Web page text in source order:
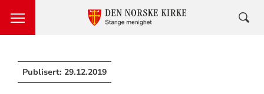
Publisert: 29.12.2019